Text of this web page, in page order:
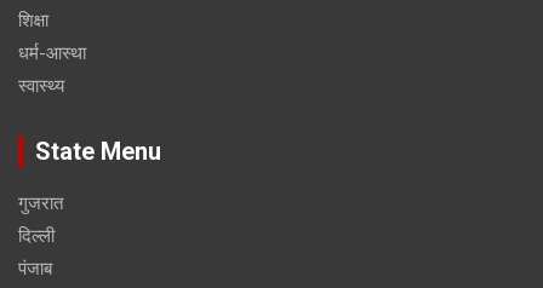
शिक्षा
धर्म-आस्था
स्वास्थ्य
State Menu
गुजरात
दिल्ली
पंजाब